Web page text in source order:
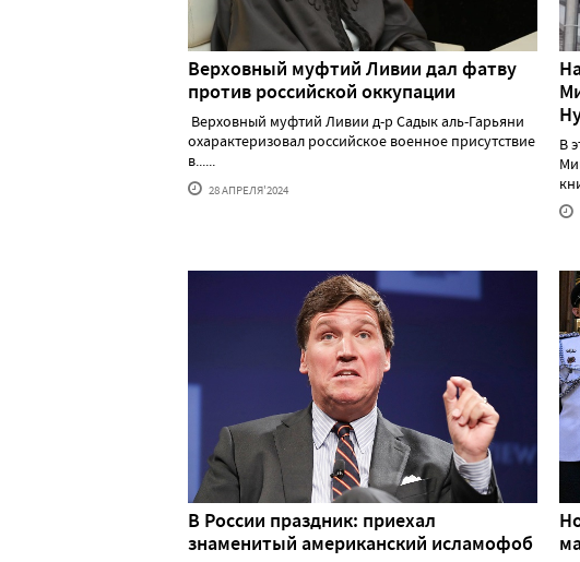
Верховный муфтий Ливии дал фатву
против российской оккупации
Верховный муфтий Ливии д-р Садык аль-Гарьяни
охарактеризовал российское военное присутствие
в......
28 АПРЕЛЯ'2024
В
В России праздник: приехал
знаменитый американский исламофоб